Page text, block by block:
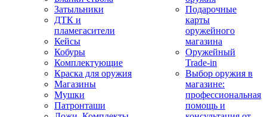
Затыльники
ДТК и
пламегасители
Кейсы
Кобуры
Комплектующие
Краска для оружия
Магазины
Мушки
Патронташи
Подарочные
карты
оружейного
магазина
Оружейный
Trade-in
Выбор оружия в
магазине:
профессиональная
помощь и